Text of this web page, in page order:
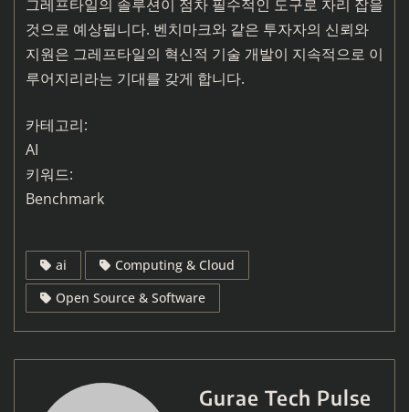
그레프타일의 솔루션이 점차 필수적인 도구로 자리 잡을
것으로 예상됩니다. 벤치마크와 같은 투자자의 신뢰와
지원은 그레프타일의 혁신적 기술 개발이 지속적으로 이
루어지리라는 기대를 갖게 합니다.
카테고리:
AI
키워드:
Benchmark
ai
Computing & Cloud
Open Source & Software
Gurae Tech Pulse